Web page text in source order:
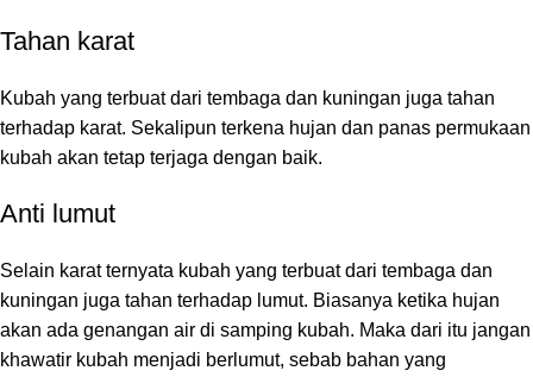
Tahan karat
Kubah yang terbuat dari tembaga dan kuningan juga tahan
terhadap karat. Sekalipun terkena hujan dan panas permukaan
kubah akan tetap terjaga dengan baik.
Anti lumut
Selain karat ternyata kubah yang terbuat dari tembaga dan
kuningan juga tahan terhadap lumut. Biasanya ketika hujan
akan ada genangan air di samping kubah. Maka dari itu jangan
khawatir kubah menjadi berlumut, sebab bahan yang